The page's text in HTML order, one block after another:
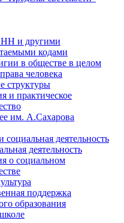
и другими
кодами
в обществе в целом
человека
структуры
и практическое
им. А.Сахарова
деятельность
деятельность
о социальном
поддержка
образования